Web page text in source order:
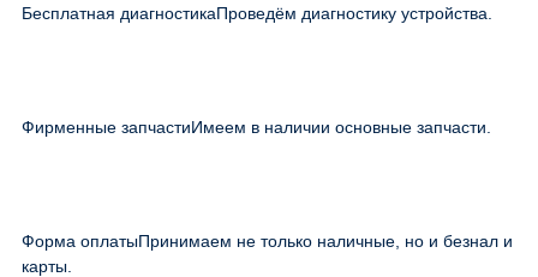
Бесплатная диагностикаПроведём диагностику устройства.
Фирменные запчастиИмеем в наличии основные запчасти.
Форма оплатыПринимаем не только наличные, но и безнал и
карты.